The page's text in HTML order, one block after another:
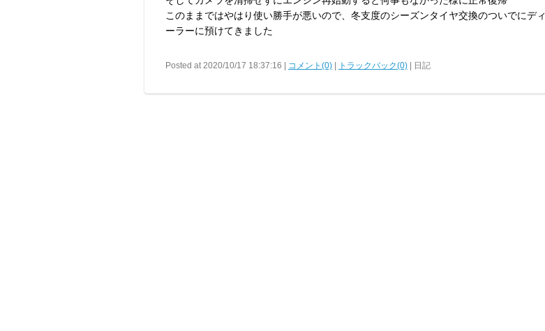
このままではやはり使い勝手が悪いので、冬支度のシーズンタイヤ交換のついでにディ
ーラーに預けてきました
Posted at 2020/10/17 18:37:16 | コメント(0) トラックバック(0) | 日記